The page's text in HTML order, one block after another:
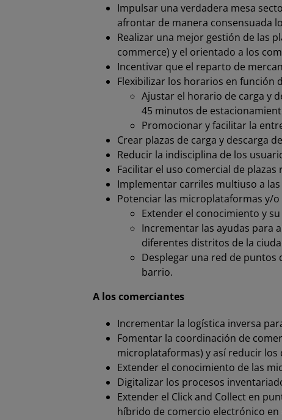
Impulsar una verdadera mesa
afrontar de manera consensuada
Realizar una mejor gestión de las
commerce) y el orientado a los
Incentivar que el reparto de
Flexibilizar los horarios en función
Ajustar el horario de carga y
45 minutos de
Promocionar y facilitar la
Crear plazas de carga y descarga
Reducir la indisciplina de los
Facilitar el uso comercial de
Implementar carriles multiuso a
Potenciar las microplataformas y/
Extender el conocimiento y
Incrementar las ayudas para
diferentes distritos de la
Desplegar una red de puntos
barrio.
A los comerciantes
Incrementar la logística inversa
Fomentar la coordinación de
microplataformas) y así reducir los
Extender el conocimiento de las
Digitalizar los procesos
Extender el Click and Collect en
híbrido de comercio electrónico